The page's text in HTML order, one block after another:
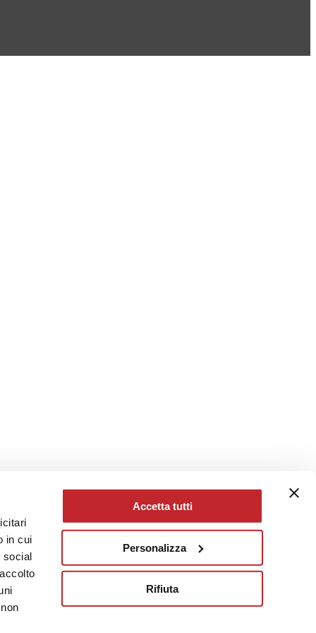
in cui
social
Accetta tutti
Personalizza
Rifiuta